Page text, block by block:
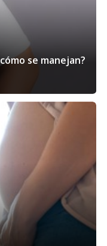
se manejan?